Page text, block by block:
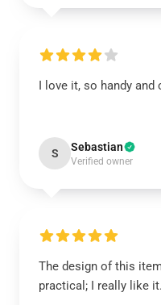
I love it, so handy and
S Sebastian
Verified owner
The design of this
practical; I really like it.